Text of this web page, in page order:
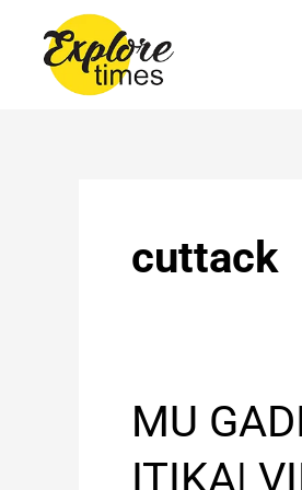
content
cuttack
MU
ITIKA|
MU
GADI
JAMA